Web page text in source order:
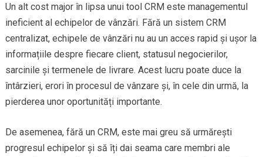
Un alt cost major în lipsa unui tool CRM este managementul
ineficient al echipelor de vânzări. Fără un sistem CRM
centralizat, echipele de vânzări nu au un acces rapid și ușor la
informațiile despre fiecare client, statusul negocierilor,
sarcinile și termenele de livrare. Acest lucru poate duce la
întârzieri, erori în procesul de vânzare și, în cele din urmă, la
pierderea unor oportunități importante.
De asemenea, fără un CRM, este mai greu să urmărești
progresul echipelor și să îți dai seama care membri ale